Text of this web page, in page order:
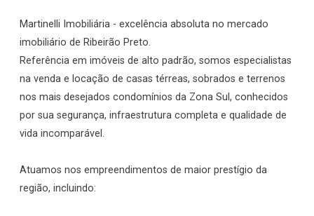
Martinelli Imobiliária - excelência absoluta no mercado
imobiliário de Ribeirão Preto.
Referência em imóveis de alto padrão, somos especialistas
na venda e locação de casas térreas, sobrados e terrenos
nos mais desejados condomínios da Zona Sul, conhecidos
por sua segurança, infraestrutura completa e qualidade de
vida incomparável.
Atuamos nos empreendimentos de maior prestígio da
região, incluindo: